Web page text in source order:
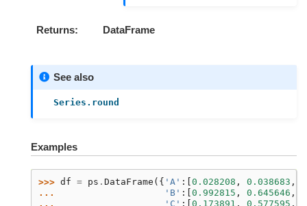
Returns DataFrame
See also
Series.round
Examples
>>> df = ps . DataFrame ({ 'A' :[ 0.028208 , 0.038683 ,
...
'B' :[ 0.992815 , 0.645646 ,
...
'C' :[ 0.173891 , 0.577595 ,